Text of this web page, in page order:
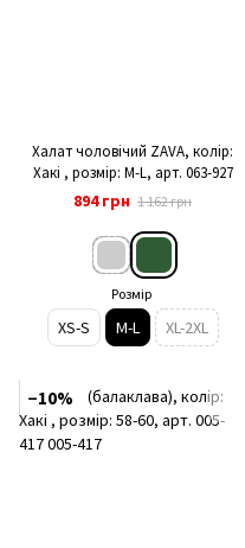
Халат чоловічий ZAVA, колір:
Хакі , розмір: M-L, арт. 063-927
894 грн 1 162 грн
Розмір
XS-S M-L XL-2XL
−10%